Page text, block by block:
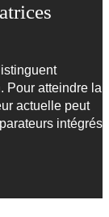
Pour atteindre la
actuelle peut
intégrés